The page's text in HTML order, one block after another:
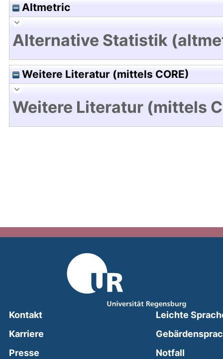
Altmetric
Alternative Statistik
Weitere Literatur (mittels CORE)
Weitere Literatur (mittels
Kontakt
Karriere
Presse
Leichte
Notfall